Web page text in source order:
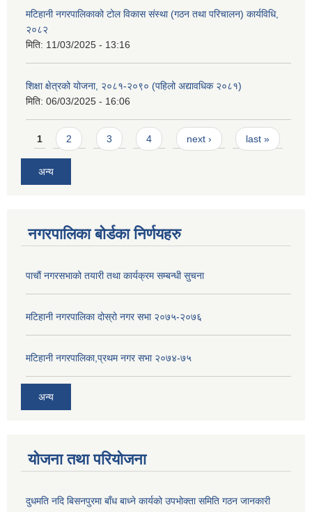
मटिहानी नगरपालिकाको टोल विकास संस्था (गठन तथा परिचालन) कार्यविधि,
२०८२
मिति: 11/03/2025 - 13:16
शिक्षा क्षेत्रको योजना, २०८१-२०९० ‌‍(पहिलो अद्यावधिक २०८१)
मिति: 06/03/2025 - 16:06
Pages
1 2 3 4 next › last »
अन्य
नगरपालिका बोर्डका निर्णयहरु
पाचाैं नगरसभाको तयारी तथा कार्यक्रम सम्बन्धी सुचना
मटिहानी नगरपालिका दोस्रो नगर सभा २०७५-२०७६
मटिहानी नगरपालिका,प्रथम नगर सभा २०७४-७५
अन्य
योजना तथा परियोजना
दुधमति नदि बिसनपुरमा बाँध बाध्ने कार्यको उपभोक्ता समिति गठन जानकारी